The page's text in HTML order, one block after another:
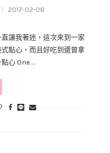
2017-02-08
讓我著迷，這次來到一家
點心，而且好吃到還曾拿
心 One …